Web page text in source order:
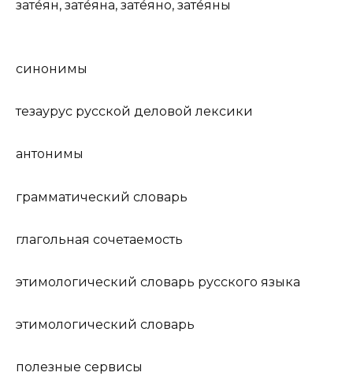
зате́ян, зате́яна, зате́яно, зате́яны
синонимы
тезаурус русской деловой лексики
антонимы
грамматический словарь
глагольная сочетаемость
этимологический словарь русского языка
этимологический словарь
полезные сервисы